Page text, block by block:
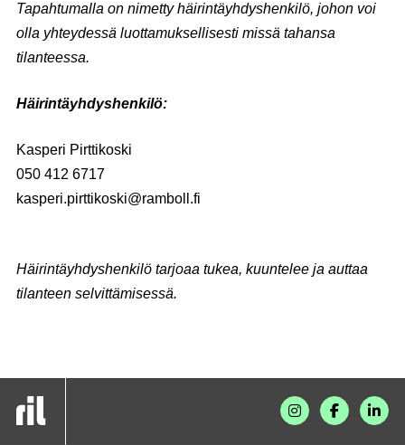
Tapahtumalla on nimetty häirintäyhdyshenkilö, johon voi
olla yhteydessä luottamuksellisesti missä tahansa
tilanteessa.
Häirintäyhdyshenkilö:
Kasperi Pirttikoski
050 412 6717
kasperi.pirttikoski@ramboll.fi
Häirintäyhdyshenkilö tarjoaa tukea, kuuntelee ja auttaa
tilanteen selvittämisessä.